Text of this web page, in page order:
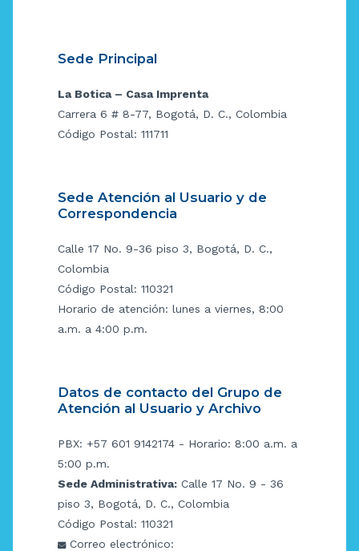
Sede Principal
La Botica – Casa Imprenta
Carrera 6 # 8-77, Bogotá, D. C., Colombia
Código Postal: 111711
Sede Atención al Usuario y de
Correspondencia
Calle 17 No. 9-36 piso 3, Bogotá, D. C.,
Colombia
Código Postal: 110321
Horario de atención: lunes a viernes, 8:00
a.m. a 4:00 p.m.
Datos de contacto del Grupo de
Atención al Usuario y Archivo
PBX: +57 601 9142174 - Horario: 8:00 a.m. a
5:00 p.m.
Sede Administrativa: Calle 17 No. 9 - 36
piso 3, Bogotá, D. C., Colombia
Código Postal: 110321
Correo electrónico: